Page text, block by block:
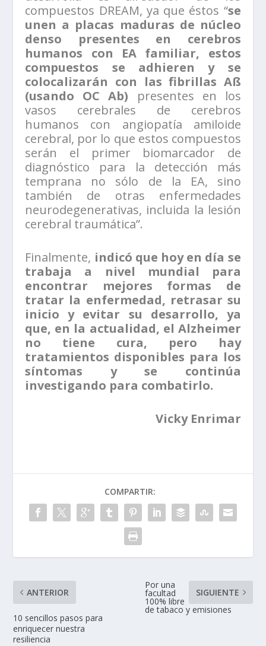
compuestos DREAM, ya que éstos “se
unen a placas maduras de núcleo
denso presentes en cerebros
humanos con EA familiar, estos
compuestos se adhieren y se
colocalizarán con las fibrillas Aß
(usando OC Ab) presentes en los
vasos cerebrales de cerebros
humanos con angiopatía amiloide
cerebral, por lo que estos compuestos
serán el primer biomarcador de
diagnóstico para la detección más
temprana no sólo de la EA, sino
también de otras enfermedades
neurodegenerativas, incluida la lesión
cerebral traumática”.
Finalmente, indicó que hoy en día se
trabaja a nivel mundial para
encontrar mejores formas de
tratar la enfermedad, retrasar su
inicio y evitar su desarrollo, ya
que, en la actualidad, el Alzheimer
no tiene cura, pero hay
tratamientos disponibles para los
síntomas y se continúa
investigando para combatirlo.
Vicky Enrimar
COMPARTIR:
ANTERIOR
10 sencillos pasos para
enriquecer nuestra
resiliencia
SIGUIENTE
Por una
facultad
100% libre
de tabaco y emisiones